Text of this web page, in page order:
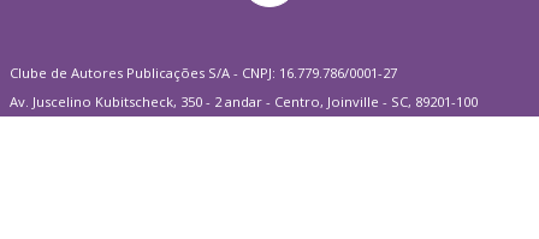
Clube de Autores Publicações S/A - CNPJ: 16.779.786/0001-27
Av. Juscelino Kubitscheck, 350 - 2 andar - Centro, Joinville - SC, 89201-100